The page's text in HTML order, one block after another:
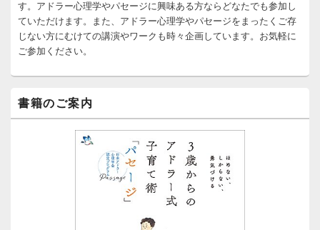
ィ
ジ
ト
す。アドラー心理学やパセージに興味ある方ならどなたでも参加し
ていただけます。また、アドラー心理学やパセージをまったくご存
じない方にむけての講演やワークも時々企画しています。お気軽に
ご参加ください。
書籍のご案内